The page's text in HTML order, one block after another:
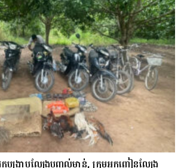
ង្ក្រាបល្បែងបញ្ជល់មាន់, ក្រុមអ្នកញៀនល្បែង